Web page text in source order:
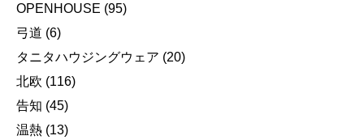
OPENHOUSE (95)
弓道 (6)
タニタハウジングウェア (20)
北欧 (116)
告知 (45)
温熱 (13)